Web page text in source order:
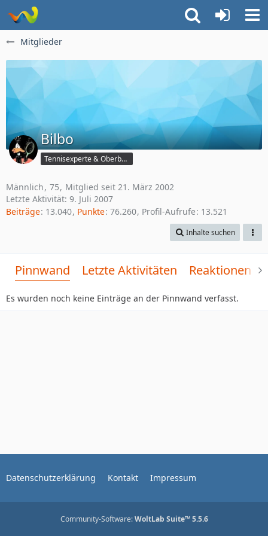
Mitglieder
Bilbo
Tennisexperte & Oberbüffel
Männlich 75
Mitglied seit 21. März 2002
Letzte Aktivität: 9. Juli 2007
Beiträge 13.040 Punkte 76.260 Profil-Aufrufe 13.521
Inhalte suchen
Pinnwand Letzte Aktivitäten Reaktionen
Es wurden noch keine Einträge an der Pinnwand verfasst.
Datenschutzerklärung Kontakt Impressum
Community-Software:WoltLab Suite™ 5.5.6